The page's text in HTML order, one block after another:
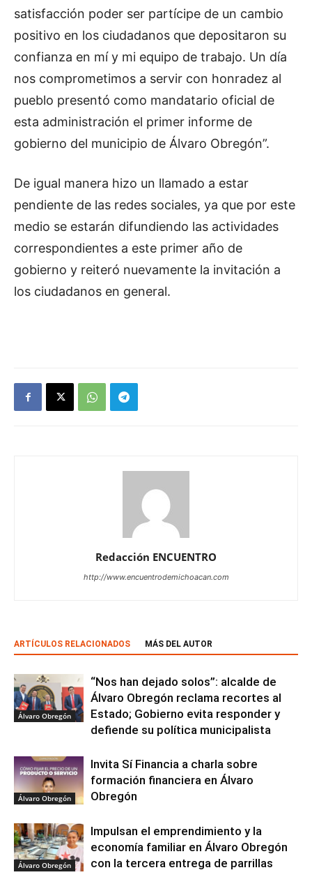
satisfacción poder ser partícipe de un cambio
positivo en los ciudadanos que depositaron su
confianza en mí y mi equipo de trabajo. Un día
nos comprometimos a servir con honradez al
pueblo presentó como mandatario oficial de
esta administración el primer informe de
gobierno del municipio de Álvaro Obregón”.
De igual manera hizo un llamado a estar
pendiente de las redes sociales, ya que por este
medio se estarán difundiendo las actividades
correspondientes a este primer año de
gobierno y reiteró nuevamente la invitación a
los ciudadanos en general.
Redacción ENCUENTRO
http://www.encuentrodemichoacan.com
ARTÍCULOS RELACIONADOS MÁS DEL AUTOR
Álvaro Obregón
“Nos han dejado solos”: alcalde de
Álvaro Obregón reclama recortes al
Estado; Gobierno evita responder y
defiende su política municipalista
Álvaro Obregón
Invita Sí Financia a charla sobre
formación financiera en Álvaro
Obregón
Álvaro Obregón
Impulsan el emprendimiento y la
economía familiar en Álvaro Obregón
con la tercera entrega de parrillas